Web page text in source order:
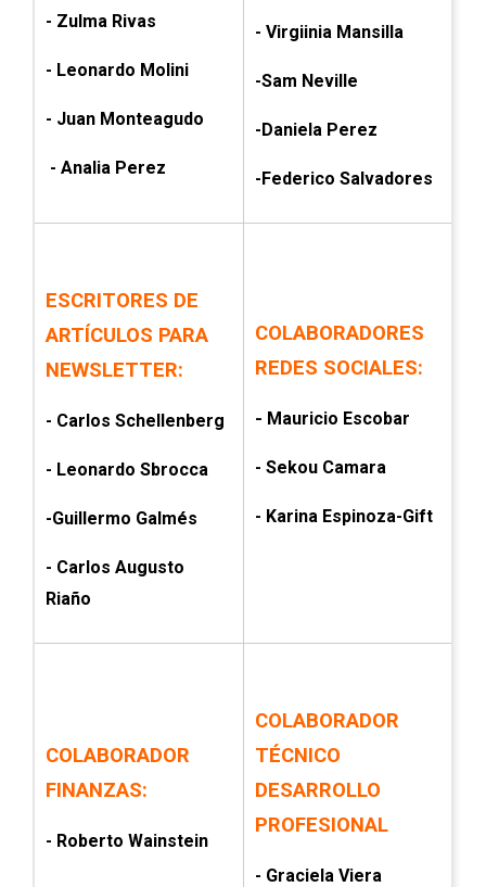
- Zulma Rivas
- Leonardo Molini
- Juan Monteagudo
- Analia Perez
- Virgiinia Mansilla
-Sam Neville
-Daniela Perez
-Federico Salvadores
ESCRITORES DE
ARTÍCULOS PARA
NEWSLETTER:
- Carlos Schellenberg
- Leonardo Sbrocca
-Guillermo Galmés
- Carlos Augusto
Riaño
COLABORADORES
REDES SOCIALES:
- Mauricio Escobar
- Sekou Camara
- Karina Espinoza-Gift
COLABORADOR
FINANZAS:
- Roberto Wainstein
COLABORADOR
TÉCNICO
DESARROLLO
PROFESIONAL
- Graciela Viera